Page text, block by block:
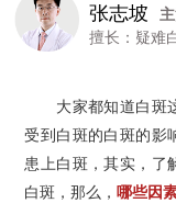
张志坡
擅长：疑难
大家都知道白斑这
受到白斑的白斑的影
患上白斑，其实，了
白斑，那么， 哪些因